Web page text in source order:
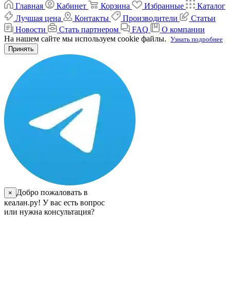
Главная
Кабинет Корзина Избранные
Каталог
Лучшая цена
Контакты Производители
Статьи
Новости
Стать партнером FAQ
О компании
На нашем сайте мы используем cookie файлы. Узнать подробнее
Принять
×
Добро пожаловать в
кеалан.ру! У вас есть вопрос
или нужна консультация?